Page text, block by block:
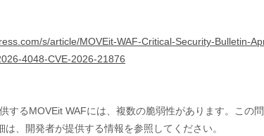
s/article/MOVEit-WAF-Critical-Security-Bulletin-
4048-CVE-2026-21876
するMOVEit WAFには、複数の脆弱性があります。この
は、開発者が提供する情報を参照してください。